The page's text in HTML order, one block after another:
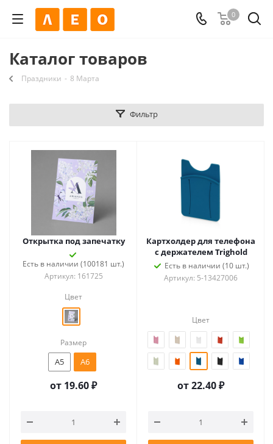
0
Каталог товаров
Праздники - 8 Марта
Фильтр
Открытка под запечатку
Есть в наличии (100181 шт.)
Артикул: 161725
Цвет
Размер
A5 A6
от 19.60 ₽
Картхолдер для телефона
с держателем Trighold
Есть в наличии (10 шт.)
Артикул: 5-13427006
Цвет
от22.40 ₽